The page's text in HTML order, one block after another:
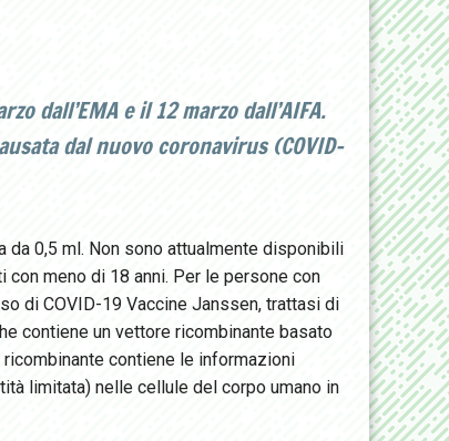
dall’EMA e il 12 marzo dall’AIFA.
dal nuovo coronavirus (COVID-
0,5 ml. Non sono attualmente disponibili
meno di 18 anni. Per le persone con
di COVID-19 Vaccine Janssen, trattasi di
contiene un vettore ricombinante basato
contiene le informazioni
limitata) nelle cellule del corpo umano in